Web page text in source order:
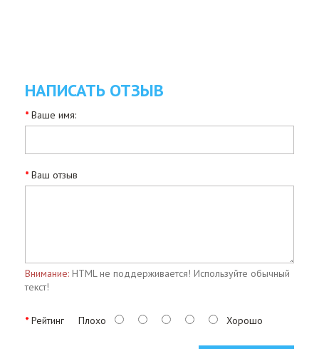
НАПИСАТЬ ОТЗЫВ
Ваше имя:
Ваш отзыв
Внимание: HTML не поддерживается! Используйте обычный
текст!
Рейтинг Плохо Хорошо